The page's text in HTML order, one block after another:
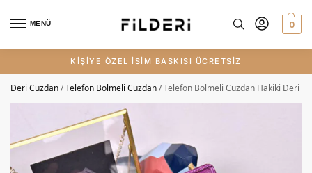
MENÜ 0
KİŞİYE ÖZEL İSİM BASKISI ÜCRETSİZ
Deri Cüzdan/Telefon Bölmeli Cüzdan/Telefon Bölmeli Cüzdan Hakiki Deri –